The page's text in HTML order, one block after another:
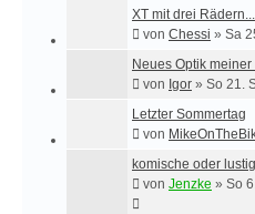
XT mit drei Rädern...
von Chessi » Sa
Neues Optik
von Igor » So 21.
Letzter Sommertag
von
komische oder
von Jenzke » So